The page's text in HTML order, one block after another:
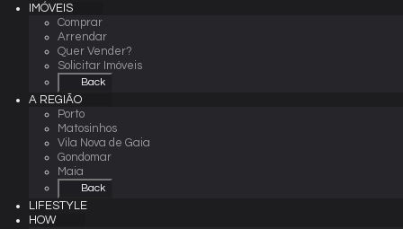
IMÓVEIS
Comprar
Arrendar
Quer Vender?
Solicitar Imóveis
Back
A REGIÃO
Porto
Matosinhos
Vila Nova de Gaia
Gondomar
Maia
Back
LIFESTYLE
HOW